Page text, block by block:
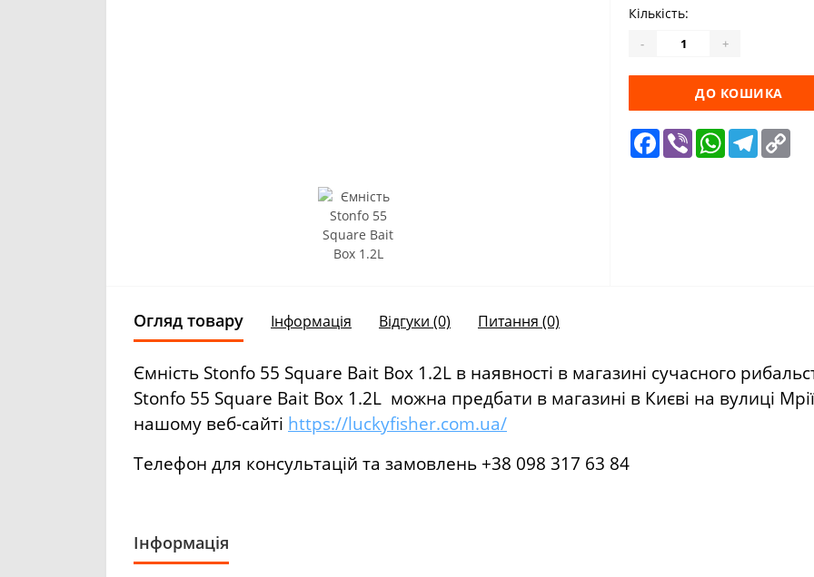
Кількість:
- +
ДО КОШИКА
Facebook
Viber WhatsApp
Telegram
Огляд товару Інформація Відгуки (0) Питання (0)
Ємність Stonfo 55 Square Bait Box 1.2L в наявності в магазині сучасного
Stonfo 55 Square Bait Box 1.2L можна предбати в магазині в Києві на вулиці
нашому веб-сайті https://luckyfisher.com.ua/
Телефон для консультацій та замовлень +38 098 317 63 84
Інформація